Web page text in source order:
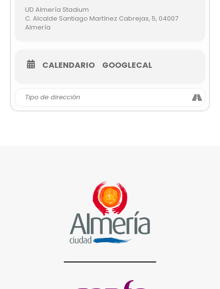
UD Almería Stadium
C. Alcalde Santiago Martínez Cabrejas, 5, 04007
Almería
CALENDARIO GOOGLECAL